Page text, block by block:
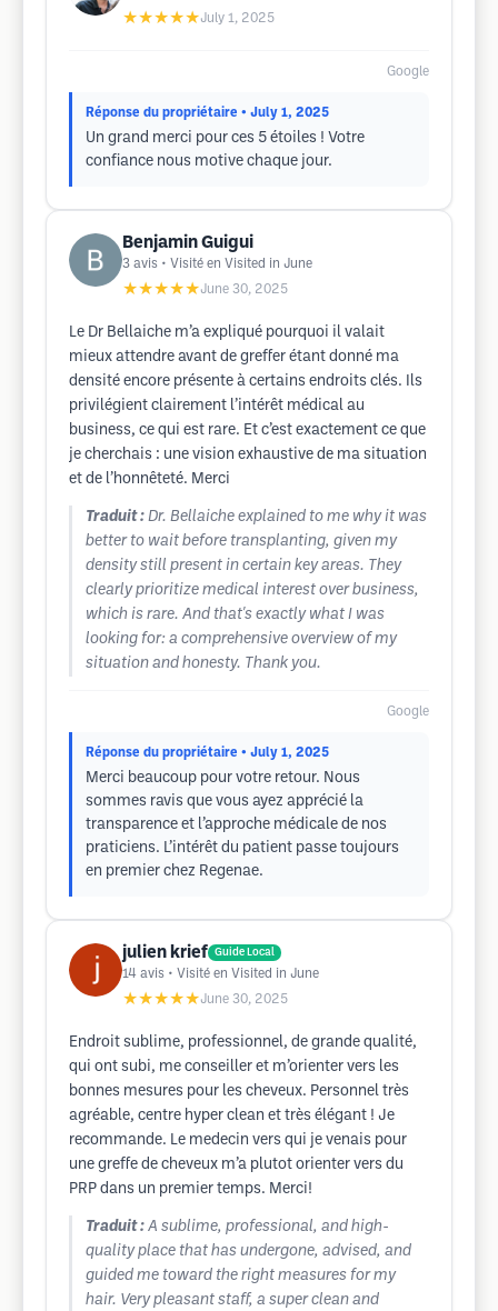
★★★★★July 1, 2025
Google
Réponse du propriétaire • July 1, 2025
Un grand merci pour ces 5 étoiles ! Votre
confiance nous motive chaque jour.
Benjamin Guigui
3 avis • Visité en Visited in June
★★★★★June 30, 2025
Le Dr Bellaiche m’a expliqué pourquoi il valait
mieux attendre avant de greffer étant donné ma
densité encore présente à certains endroits clés. Ils
privilégient clairement l’intérêt médical au
business, ce qui est rare. Et c’est exactement ce que
je cherchais : une vision exhaustive de ma situation
et de l’honnêteté. Merci
Traduit : Dr. Bellaiche explained to me why it was
better to wait before transplanting, given my
density still present in certain key areas. They
clearly prioritize medical interest over business,
which is rare. And that's exactly what I was
looking for: a comprehensive overview of my
situation and honesty. Thank you.
Google
Réponse du propriétaire • July 1, 2025
Merci beaucoup pour votre retour. Nous
sommes ravis que vous ayez apprécié la
transparence et l’approche médicale de nos
praticiens. L’intérêt du patient passe toujours
en premier chez Regenae.
julien krief Guide Local
14 avis • Visité en Visited in June
★★★★★June 30, 2025
Endroit sublime, professionnel, de grande qualité,
qui ont subi, me conseiller et m’orienter vers les
bonnes mesures pour les cheveux. Personnel très
agréable, centre hyper clean et très élégant ! Je
recommande. Le medecin vers qui je venais pour
une greffe de cheveux m’a plutot orienter vers du
PRP dans un premier temps. Merci!
Traduit : A sublime, professional, and high-
quality place that has undergone, advised, and
guided me toward the right measures for my
hair. Very pleasant staff, a super clean and